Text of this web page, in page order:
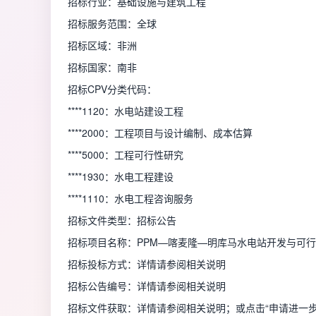
招标服务范围：全球
招标区域：非洲
招标国家：南非
招标CPV分类代码：
****1120：水电站建设工程
****2000：工程项目与设计编制、成本估算
****5000：工程可行性研究
****1930：水电工程建设
****1110：水电工程咨询服务
招标文件类型：招标公告
招标项目名称：PPM—喀麦隆—明库马水电站开发与可
招标投标方式：详情请参阅相关说明
招标公告编号：详情请参阅相关说明
招标文件获取：详情请参阅相关说明；或点击“申请进一